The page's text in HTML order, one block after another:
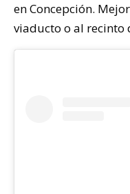
en Concepción.
viaducto o al recinto